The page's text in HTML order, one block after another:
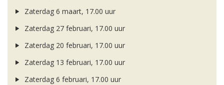
Zaterdag 6 maart, 17.00 uur
Zaterdag 27 februari, 17.00 uur
Zaterdag 20 februari, 17.00 uur
Zaterdag 13 februari, 17.00 uur
Zaterdag 6 februari, 17.00 uur